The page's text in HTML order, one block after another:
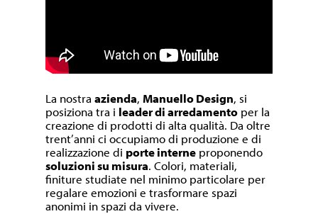
La nostraazienda, Manuello Design, si
posiziona tra i leader di arredamento per la
creazione di prodotti di alta qualità. Da oltre
trent’anni ci occupiamo di produzione e di
realizzazione di porte interne proponendo
soluzioni su misura. Colori, materiali,
finiture studiate nel minimo particolare per
regalare emozioni e trasformare spazi
anonimi in spazi da vivere.